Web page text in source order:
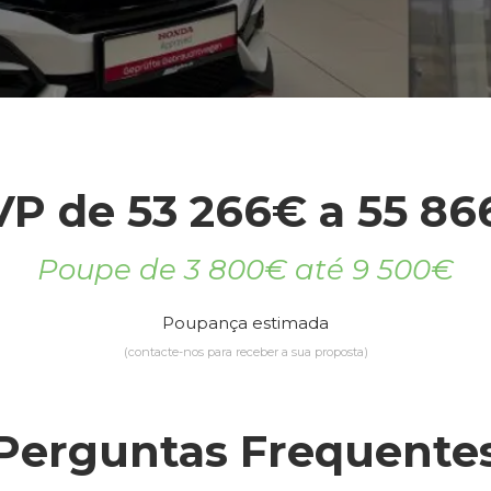
de 53 266€ a 55
Poupe de 3 800€ até 9 500€
Poupança estimada
(contacte-nos para receber a sua proposta)